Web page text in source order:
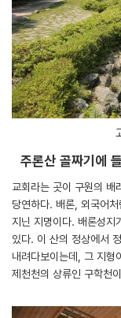
주론산 골짜기에
교회라는 곳이 구원의 배
당연하다. 배론, 외국어
지닌 지명이다. 배론성
있다. 이 산의 정상에서
내려다보이는데, 그 지형
제천천의 상류인 구학천